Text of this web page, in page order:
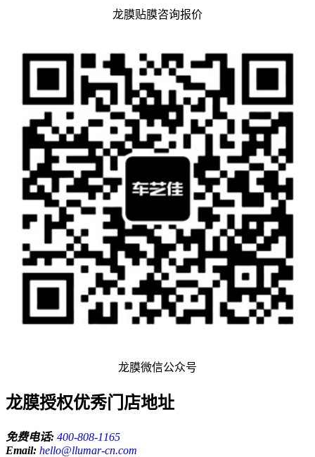
龙膜贴膜咨询报价
龙膜微信公众号
龙膜授权优秀门店地址
免费电话: 400-808-1165
Email: hello@llumar-cn.com